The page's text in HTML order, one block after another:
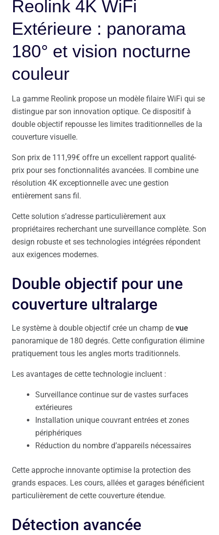
Reolink 4K WiFi
Extérieure : panorama
180° et vision nocturne
couleur
La gamme Reolink propose un modèle filaire WiFi qui se
distingue par son innovation optique. Ce dispositif à
double objectif repousse les limites traditionnelles de la
couverture visuelle.
Son prix de 111,99€ offre un excellent rapport qualité-
prix pour ses fonctionnalités avancées. Il combine une
résolution 4K exceptionnelle avec une gestion
entièrement sans fil.
Cette solution s’adresse particulièrement aux
propriétaires recherchant une surveillance complète. Son
design robuste et ses technologies intégrées répondent
aux exigences modernes.
Double objectif pour une
couverture ultralarge
Le système à double objectif crée un champ de vue
panoramique de 180 degrés. Cette configuration élimine
pratiquement tous les angles morts traditionnels.
Les avantages de cette technologie incluent :
Surveillance continue sur de vastes surfaces
extérieures
Installation unique couvrant entrées et zones
périphériques
Réduction du nombre d’appareils nécessaires
Cette approche innovante optimise la protection des
grands espaces. Les cours, allées et garages bénéficient
particulièrement de cette couverture étendue.
Détection avancée